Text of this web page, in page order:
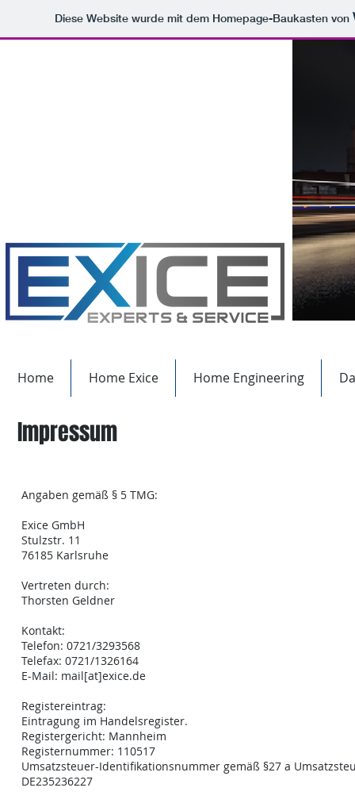
Diese Website wurde mit dem Homepage-Baukasten von
Home Home Exice Home Engineering
Impressum
Angaben gemäß § 5 TMG:
Exice GmbH
Stulzstr. 11
76185 Karlsruhe
Vertreten durch:
Thorsten Geldner
Kontakt:
Telefon: 0721/3293568
Telefax: 0721/1326164
E-Mail: mail[at]exice.de
Registereintrag:
Eintragung im Handelsregister.
Registergericht: Mannheim
Registernummer: 110517
Umsatzsteuer-Identifikationsnummer gemäß §27 a
DE235236227